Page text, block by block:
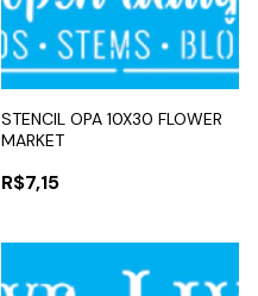
STENCIL OPA 10X30 FLOWER
MARKET
R$7,15